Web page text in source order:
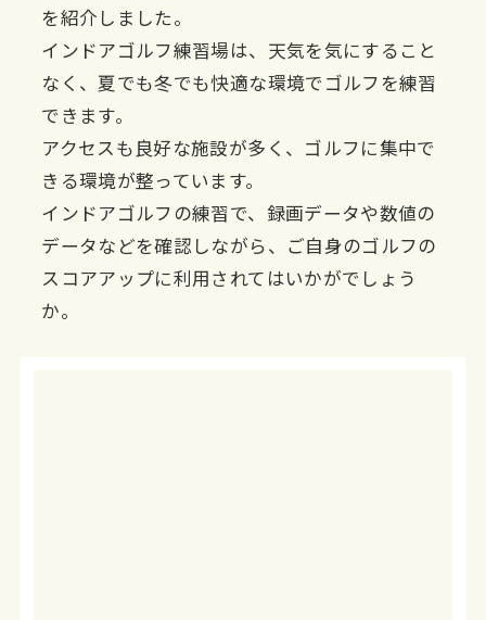
を紹介しました。
インドアゴルフ練習場は、天気を気にすること
なく、夏でも冬でも快適な環境でゴルフを練習
できます。
アクセスも良好な施設が多く、ゴルフに集中で
きる環境が整っています。
インドアゴルフの練習で、録画データや数値の
データなどを確認しながら、ご自身のゴルフの
スコアアップに利用されてはいかがでしょう
か。